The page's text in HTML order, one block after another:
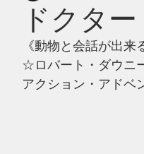
ドクタ
《動物と会話が出
☆ロバート・ダウニ
アクション・アドベ